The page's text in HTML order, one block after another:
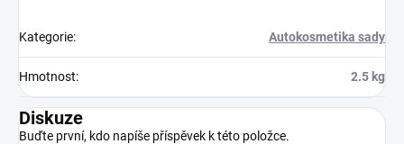
Kategorie: Autokosmetika sady
Hmotnost: 2.5 kg
Diskuze
Buďte první, kdo napíše příspěvek k této položce.